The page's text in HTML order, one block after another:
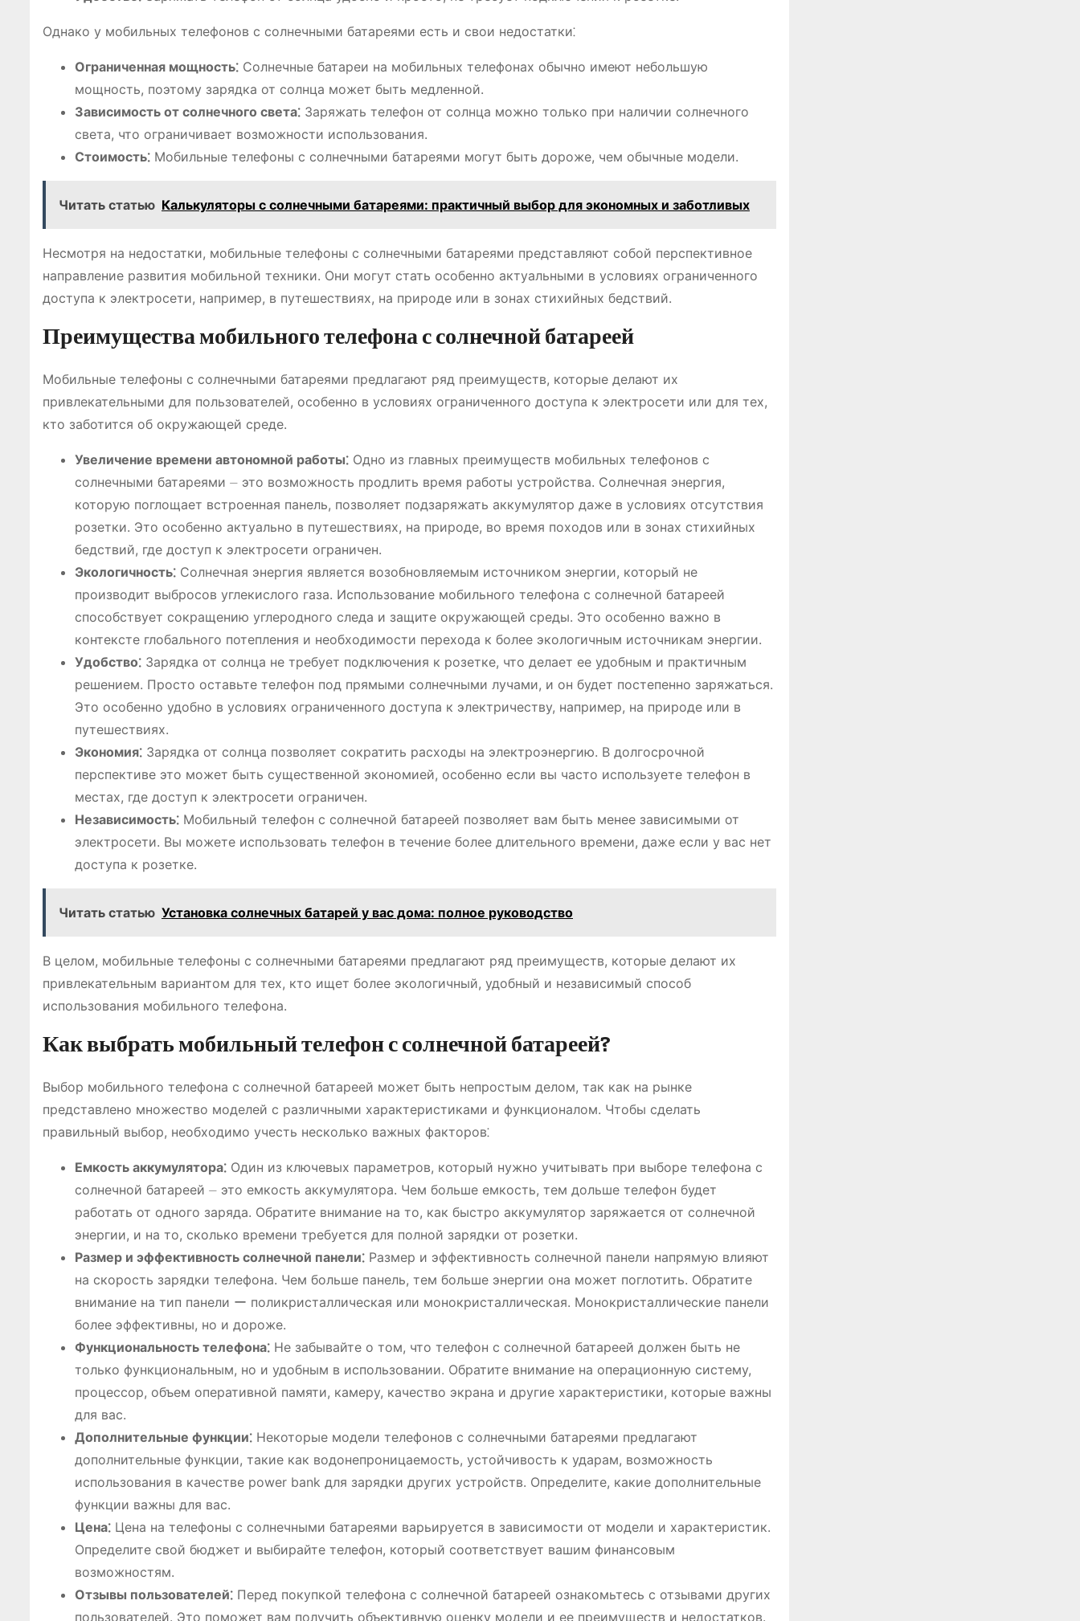
Однако у мобильных телефонов с солнечными батареями есть и свои недостатки⁚
Ограниченная мощность⁚ Солнечные батареи на мобильных телефонах обычно имеют небольшую
мощность, поэтому зарядка от солнца может быть медленной.
Зависимость от солнечного света⁚ Заряжать телефон от солнца можно только при наличии солнечного
света, что ограничивает возможности использования.
Стоимость⁚ Мобильные телефоны с солнечными батареями могут быть дороже, чем обычные модели.
Читать статью Калькуляторы с солнечными батареями: практичный выбор для экономных и заботливых
Несмотря на недостатки, мобильные телефоны с солнечными батареями представляют собой перспективное
направление развития мобильной техники. Они могут стать особенно актуальными в условиях ограниченного
доступа к электросети, например, в путешествиях, на природе или в зонах стихийных бедствий.
Преимущества мобильного телефона с солнечной батареей
Мобильные телефоны с солнечными батареями предлагают ряд преимуществ, которые делают их
привлекательными для пользователей, особенно в условиях ограниченного доступа к электросети или для тех,
кто заботится об окружающей среде.
Увеличение времени автономной работы⁚ Одно из главных преимуществ мобильных телефонов с
солнечными батареями ⏤ это возможность продлить время работы устройства. Солнечная энергия,
которую поглощает встроенная панель, позволяет подзаряжать аккумулятор даже в условиях отсутствия
розетки. Это особенно актуально в путешествиях, на природе, во время походов или в зонах стихийных
бедствий, где доступ к электросети ограничен.
Экологичность⁚ Солнечная энергия является возобновляемым источником энергии, который не
производит выбросов углекислого газа. Использование мобильного телефона с солнечной батареей
способствует сокращению углеродного следа и защите окружающей среды. Это особенно важно в
контексте глобального потепления и необходимости перехода к более экологичным источникам энергии.
Удобство⁚ Зарядка от солнца не требует подключения к розетке, что делает ее удобным и практичным
решением. Просто оставьте телефон под прямыми солнечными лучами, и он будет постепенно заряжаться.
Это особенно удобно в условиях ограниченного доступа к электричеству, например, на природе или в
путешествиях.
Экономия⁚ Зарядка от солнца позволяет сократить расходы на электроэнергию. В долгосрочной
перспективе это может быть существенной экономией, особенно если вы часто используете телефон в
местах, где доступ к электросети ограничен.
Независимость⁚ Мобильный телефон с солнечной батареей позволяет вам быть менее зависимыми от
электросети. Вы можете использовать телефон в течение более длительного времени, даже если у вас нет
доступа к розетке.
Читать статью Установка солнечных батарей у вас дома: полное руководство
В целом, мобильные телефоны с солнечными батареями предлагают ряд преимуществ, которые делают их
привлекательным вариантом для тех, кто ищет более экологичный, удобный и независимый способ
использования мобильного телефона.
Как выбрать мобильный телефон с солнечной батареей?
Выбор мобильного телефона с солнечной батареей может быть непростым делом, так как на рынке
представлено множество моделей с различными характеристиками и функционалом. Чтобы сделать
правильный выбор, необходимо учесть несколько важных факторов⁚
Емкость аккумулятора⁚ Один из ключевых параметров, который нужно учитывать при выборе телефона с
солнечной батареей ⏤ это емкость аккумулятора. Чем больше емкость, тем дольше телефон будет
работать от одного заряда. Обратите внимание на то, как быстро аккумулятор заряжается от солнечной
энергии, и на то, сколько времени требуется для полной зарядки от розетки.
Размер и эффективность солнечной панели⁚ Размер и эффективность солнечной панели напрямую влияют
на скорость зарядки телефона. Чем больше панель, тем больше энергии она может поглотить. Обратите
внимание на тип панели ー поликристаллическая или монокристаллическая. Монокристаллические панели
более эффективны, но и дороже.
Функциональность телефона⁚ Не забывайте о том, что телефон с солнечной батареей должен быть не
только функциональным, но и удобным в использовании. Обратите внимание на операционную систему,
процессор, объем оперативной памяти, камеру, качество экрана и другие характеристики, которые важны
для вас.
Дополнительные функции⁚ Некоторые модели телефонов с солнечными батареями предлагают
дополнительные функции, такие как водонепроницаемость, устойчивость к ударам, возможность
использования в качестве power bank для зарядки других устройств. Определите, какие дополнительные
функции важны для вас.
Цена⁚ Цена на телефоны с солнечными батареями варьируется в зависимости от модели и характеристик.
Определите свой бюджет и выбирайте телефон, который соответствует вашим финансовым
возможностям.
Отзывы пользователей⁚ Перед покупкой телефона с солнечной батареей ознакомьтесь с отзывами других
пользователей. Это поможет вам получить объективную оценку модели и ее преимуществ и недостатков.